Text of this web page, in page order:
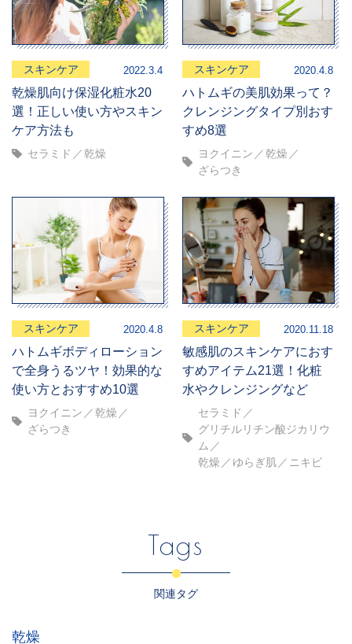
スキンケア 2022.3.4
乾燥肌向け保湿化粧水20
選！正しい使い方やスキン
ケア方法も
セラミド 乾燥
スキンケア 2020.4.8
ハトムギの美肌効果って？
クレンジングタイプ別おす
すめ8選
ヨクイニン
乾燥
ざらつき
スキンケア 2020.4.8
ハトムギボディローション
で全身うるツヤ！効果的な
使い方とおすすめ10選
ヨクイニン
乾燥
ざらつき
スキンケア 2020.11.18
敏感肌のスキンケアにおす
すめアイテム21選！化粧
水やクレンジングなど
セラミド
グリチルリチン酸ジカリウ
ム
乾燥
ゆらぎ肌 ニキビ
Tags
関連タグ
乾燥